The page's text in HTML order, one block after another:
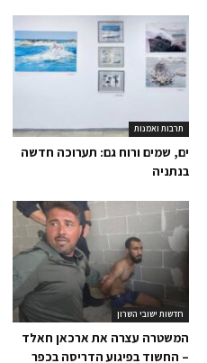
תרבות ואמנות
ים, שמים ורוח גם: תערוכה חדשה
בנתניה
חדשות ישובי השרון
המשטרה עצרה את ארכאן חאלד
– החשוד בפיגוע הדריסה בכפר